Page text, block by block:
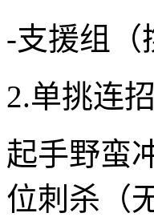
-支援组（
2.单挑连
起手野蛮
位刺杀（